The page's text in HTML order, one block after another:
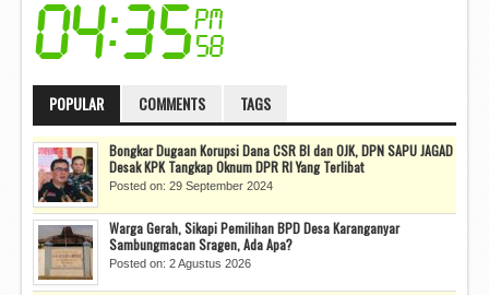
POPULAR COMMENTS TAGS
Bongkar Dugaan Korupsi Dana CSR BI dan OJK, DPN SAPU JAGAD
Desak KPK Tangkap Oknum DPR RI Yang Terlibat
Posted on: 29 September 2024
Warga Gerah, Sikapi Pemilihan BPD Desa Karanganyar
Sambungmacan Sragen, Ada Apa?
Posted on: 2 Agustus 2026